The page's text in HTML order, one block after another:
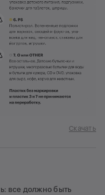
Скачать
все должно быть